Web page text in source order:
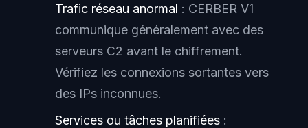
Trafic réseau anormal : CERBER V1
communique généralement avec des
serveurs C2 avant le chiffrement.
Vérifiez les connexions sortantes vers
des IPs inconnues.
Services ou tâches planifiées :